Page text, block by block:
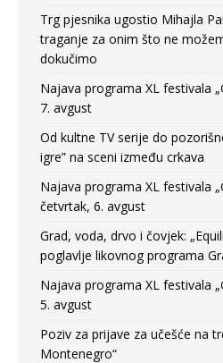
Trg pjesnika ugostio Mihajla
traganje za onim što ne
dokučimo
Najava programa XL festivala
7. avgust
Od kultne TV serije do
igre” na sceni između crkava
Najava programa XL festivala
četvrtak, 6. avgust
Grad, voda, drvo i čovjek:
poglavlje likovnog programa
Najava programa XL festivala
5. avgust
Poziv za prijave za učešće na
Montenegro“